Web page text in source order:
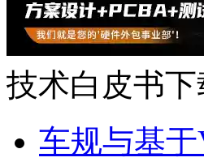
技术白皮书下
车规与基